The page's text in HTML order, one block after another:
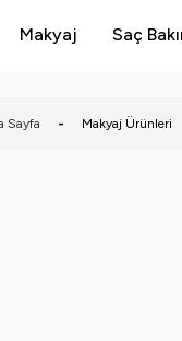
Makyaj Saç
Sayfa - Makyaj Ürünleri